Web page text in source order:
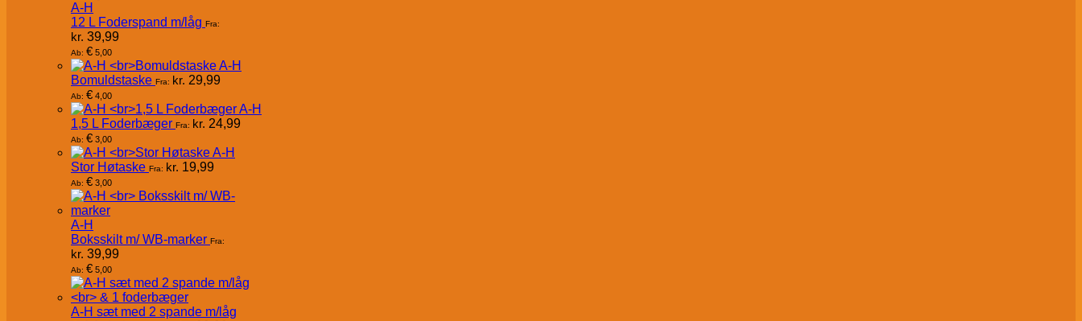
A-H
12 L Foderspand m/låg Fra:
kr. 39,99
Ab: € 5,00
A-H
Bomuldstaske Fra: kr. 29,99
Ab: € 4,00
A-H
1,5 L Foderbæger Fra: kr. 24,99
Ab: € 3,00
A-H
Stor Høtaske Fra: kr. 19,99
Ab: € 3,00
A-H
Boksskilt m/ WB-marker Fra:
kr. 39,99
Ab: € 5,00
A-H sæt med 2 spande m/låg